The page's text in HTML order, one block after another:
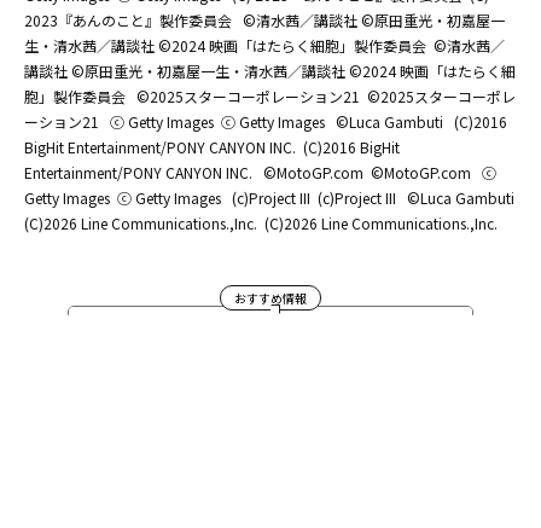
2023『あんのこと』製作委員会 ©清水茜／講談社 ©原田重光・初嘉屋一
生・清水茜／講談社 ©2024 映画「はたらく細胞」製作委員会 ©清水茜／
講談社 ©原田重光・初嘉屋一生・清水茜／講談社 ©2024 映画「はたらく細
胞」製作委員会 ©2025スターコーポレーション21 ©2025スターコーポレ
ーション21 ⓒ Getty Images ⓒ Getty Images ©Luca Gambuti (C)2016
BigHit Entertainment/PONY CANYON INC. (C)2016 BigHit
Entertainment/PONY CANYON INC. ©MotoGP.com ©MotoGP.com ⓒ
Getty Images ⓒ Getty Images (c)Project III (c)Project III ©Luca Gambuti
(C)2026 Line Communications.,Inc. (C)2026 Line Communications.,Inc.
おすすめ情報